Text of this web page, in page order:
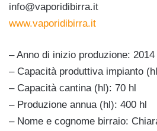
info@vaporidibirra.it
www.vaporidibirra.it
– Anno di inizio produzione: 2014
– Capacità produttiva impianto
– Capacità cantina (hl): 70 hl
– Produzione annua (hl): 400 hl
– Nome e cognome birraio: